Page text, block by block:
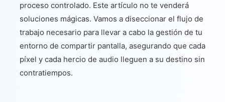
proceso controlado. Este artículo no te venderá
soluciones mágicas. Vamos a diseccionar el flujo de
trabajo necesario para llevar a cabo la gestión de tu
entorno de compartir pantalla, asegurando que cada
píxel y cada hercio de audio lleguen a su destino sin
contratiempos.